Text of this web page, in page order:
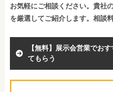
お気軽にご相談ください。貴社
を厳選してご紹介します。相談
【無料】展示会営業でお
てもらう